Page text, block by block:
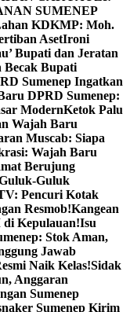
SUMENEP
KDKMP: Moh.
AsetIroni
Bupati dan Jeratan
Becak Bupati
Sumenep Ingatkan
DPRD Sumenep:
ModernKetok Palu
Wajah Baru
Muscab: Siapa
Wajah Baru
Berujung
Guluk
Pencuri Kotak
Resmob!Kangean
di Kepulauan!Isu
Stok Aman,
Jawab
Naik Kelas!Sidak
Anggaran
Sumenep
Sumenep Kirim